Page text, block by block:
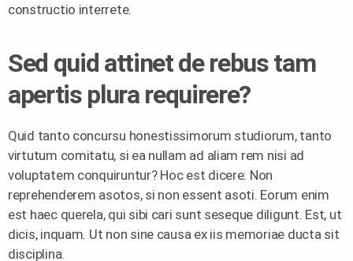
constructio interrete.
Sed quid attinet de rebus tam
apertis plura requirere?
Quid tanto concursu honestissimorum studiorum, tanto
virtutum comitatu, si ea nullam ad aliam rem nisi ad
voluptatem conquiruntur? Hoc est dicere: Non
reprehenderem asotos, si non essent asoti. Eorum enim
est haec querela, qui sibi cari sunt seseque diligunt. Est, ut
dicis, inquam. Ut non sine causa ex iis memoriae ducta sit
disciplina.